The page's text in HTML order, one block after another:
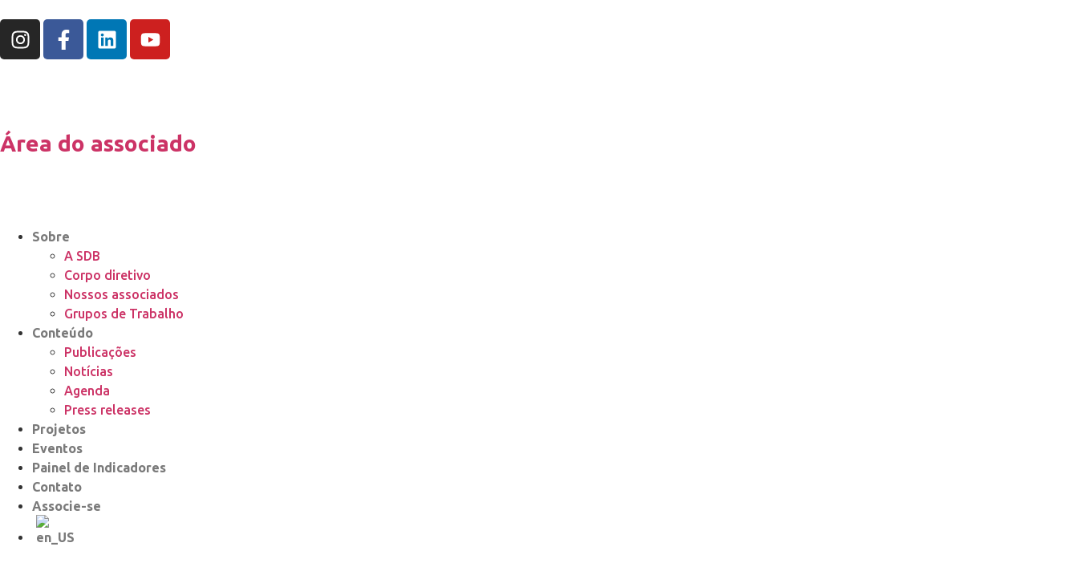
Área do associado
Sobre
A SDB
Corpo diretivo
Nossos associados
Grupos de Trabalho
Conteúdo
Publicações
Notícias
Agenda
Press releases
Projetos
Eventos
Painel de Indicadores
Contato
Associe-se